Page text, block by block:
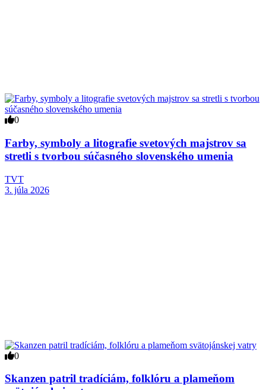
0
Farby, symboly a litografie svetových majstrov sa
stretli s tvorbou súčasného slovenského umenia
TVT
3. júla 2026
0
Skanzen patril tradíciám, folklóru a plameňom